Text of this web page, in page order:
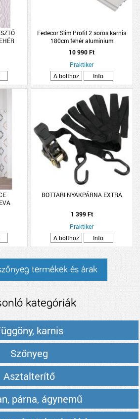
Fedecor Slim Profil 2 soros karnis
180cm fehér alumínium
10 990 Ft
Praktiker
A bolthoz
Info
12
BOTTARI NYAKPÁRNA EXTRA
1 399 Ft
Praktiker
A bolthoz
Info
termékek és árak
kategóriák
karnis
Szőnyeg
Asztalterítő
párna, ágynemű